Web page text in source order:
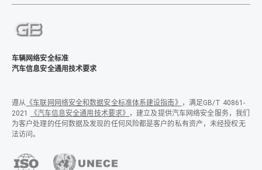
车辆网络安全标准
汽车信息安全通用技术要求
遵从 《车联网网络安全和数据安全标准体系建设指南》 ，满足GB/T 40861-
2021
《汽车信息安全通用技术要求》 ，建立及提供汽车网络安全服务，我们
为客户处理的任何数据及发现的任何风险都是客户的私有资产，未经授权无
法访问。